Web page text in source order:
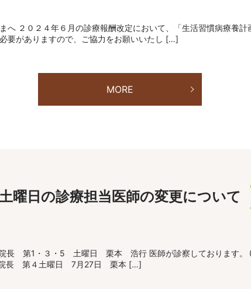
へ ２０２４年６月の診療報酬改定において、「生活習慣病療養
要がありますので、ご協力をお願いいたし […]
MORE
曜日の診療担当医師の変更について
・３・5 土曜日 栗本 浩行 医師が診察しております。 ②
長 第４土曜日 7月27日 栗本 […]